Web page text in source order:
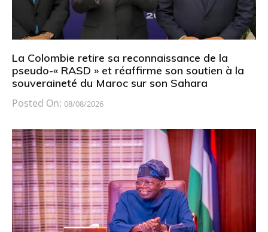
La Colombie retire sa reconnaissance de la
pseudo-« RASD » et réaffirme son soutien à la
souveraineté du Maroc sur son Sahara
Posted On: 08/08/2026